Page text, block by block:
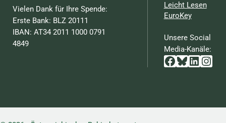
Vielen Dank für Ihre Spende:
Erste Bank: BLZ 20111
IBAN: AT34 2011 1000 0791
4849
Leicht Lesen
EuroKey
Unsere Social
Media-Kanäle:
Facebook
Bluesky